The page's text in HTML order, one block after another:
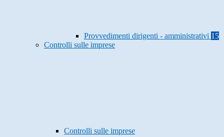
Provvedimenti dirigenti - amministrativi 15
Controlli sulle imprese
Controlli sulle imprese